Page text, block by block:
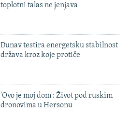
toplotni talas ne jenjava
Dunav testira energetsku stabilnost
država kroz koje protiče
'Ovo je moj dom': Život pod ruskim
dronovima u Hersonu